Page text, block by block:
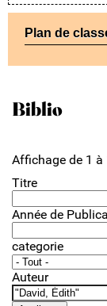
Plan de
Biblio
Affichage de 1 à
Titre
Année de
categorie
Auteur